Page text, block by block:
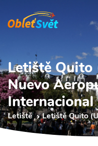
Letiště Quito
Nuevo
Internacional
Letiště Letiště Quito